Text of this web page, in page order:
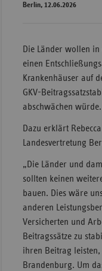
Berlin, 12.06.2026
Die Länder wollen
einen
Krankenhäuser auf
GKV-
abschwächen würde.
Dazu erklärt
Landesvertretung
„Die Länder und
sollten keinen
bauen. Dies wäre
anderen
Versicherten und
Beitragssätze zu
ihren Beitrag
Brandenburg. Um